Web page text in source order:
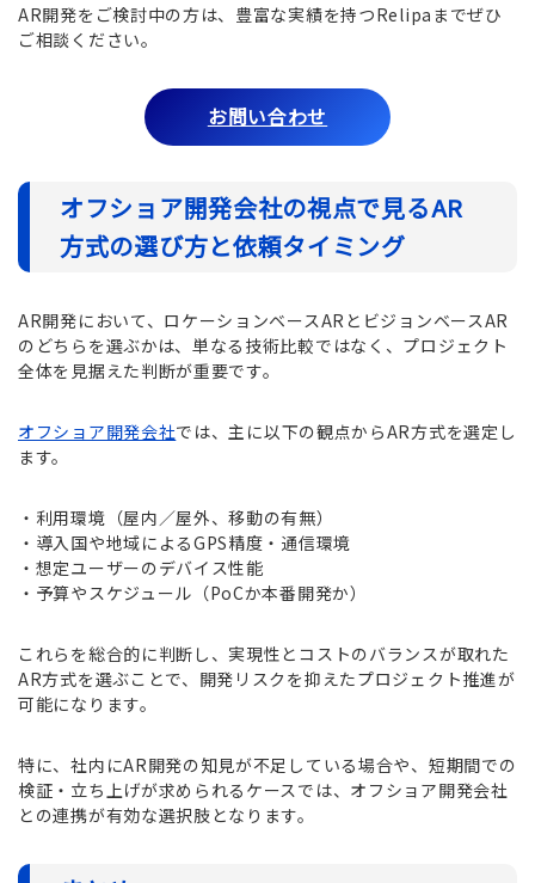
AR開発をご検討中の方は、豊富な実績を持つRelipaまでぜひ
ご相談ください。
お問い合わせ
オフショア開発会社の視点で見るAR
方式の選び方と依頼タイミング
AR開発において、ロケーションベースARとビジョンベースAR
のどちらを選ぶかは、単なる技術比較ではなく、プロジェクト
全体を見据えた判断が重要です。
オフショア開発会社では、主に以下の観点からAR方式を選定し
ます。
・利用環境（屋内／屋外、移動の有無）
・導入国や地域によるGPS精度・通信環境
・想定ユーザーのデバイス性能
・予算やスケジュール（PoCか本番開発か）
これらを総合的に判断し、実現性とコストのバランスが取れた
AR方式を選ぶことで、開発リスクを抑えたプロジェクト推進が
可能になります。
特に、社内にAR開発の知見が不足している場合や、短期間での
検証・立ち上げが求められるケースでは、オフショア開発会社
との連携が有効な選択肢となります。